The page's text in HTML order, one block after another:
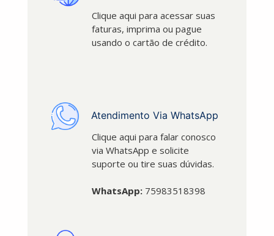
Clique aqui para acessar suas
faturas, imprima ou pague
usando o cartão de crédito.
Atendimento Via WhatsApp
Clique aqui para falar conosco
via WhatsApp e solicite
suporte ou tire suas dúvidas.
WhatsApp:75983518398